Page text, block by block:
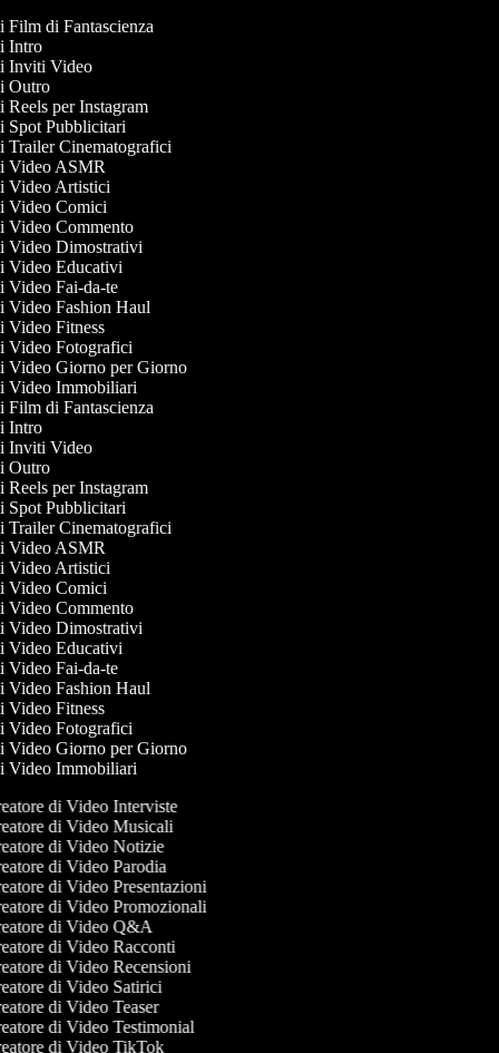
Film di Fantascienza
Intro
Inviti Video
Outro
Reels per Instagram
Spot Pubblicitari
Trailer Cinematografici
Video ASMR
Video Artistici
Video Comici
Video Commento
Video Dimostrativi
Video Educativi
Video Fai-da-te
Video Fashion Haul
Video Fitness
Video Fotografici
Video Giorno per Giorno
Video Immobiliari
Film di Fantascienza
Intro
Inviti Video
Outro
Reels per Instagram
Spot Pubblicitari
Trailer Cinematografici
Video ASMR
Video Artistici
Video Comici
Video Commento
Video Dimostrativi
Video Educativi
Video Fai-da-te
Video Fashion Haul
Video Fitness
Video Fotografici
Video Giorno per Giorno
Video Immobiliari
di Video Interviste
di Video Musicali
di Video Notizie
di Video Parodia
di Video Presentazioni
di Video Promozionali
di Video Q&A
di Video Racconti
di Video Recensioni
di Video Satirici
di Video Teaser
di Video Testimonial
di Video TikTok